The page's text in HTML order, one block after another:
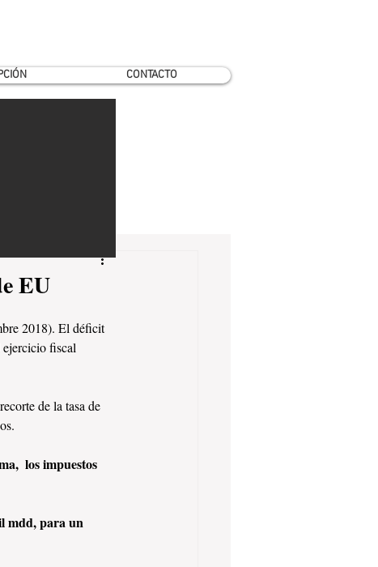
CONTACTO
EU
2018). El déficit
fiscal
de la tasa de
los impuestos
mdd, para un